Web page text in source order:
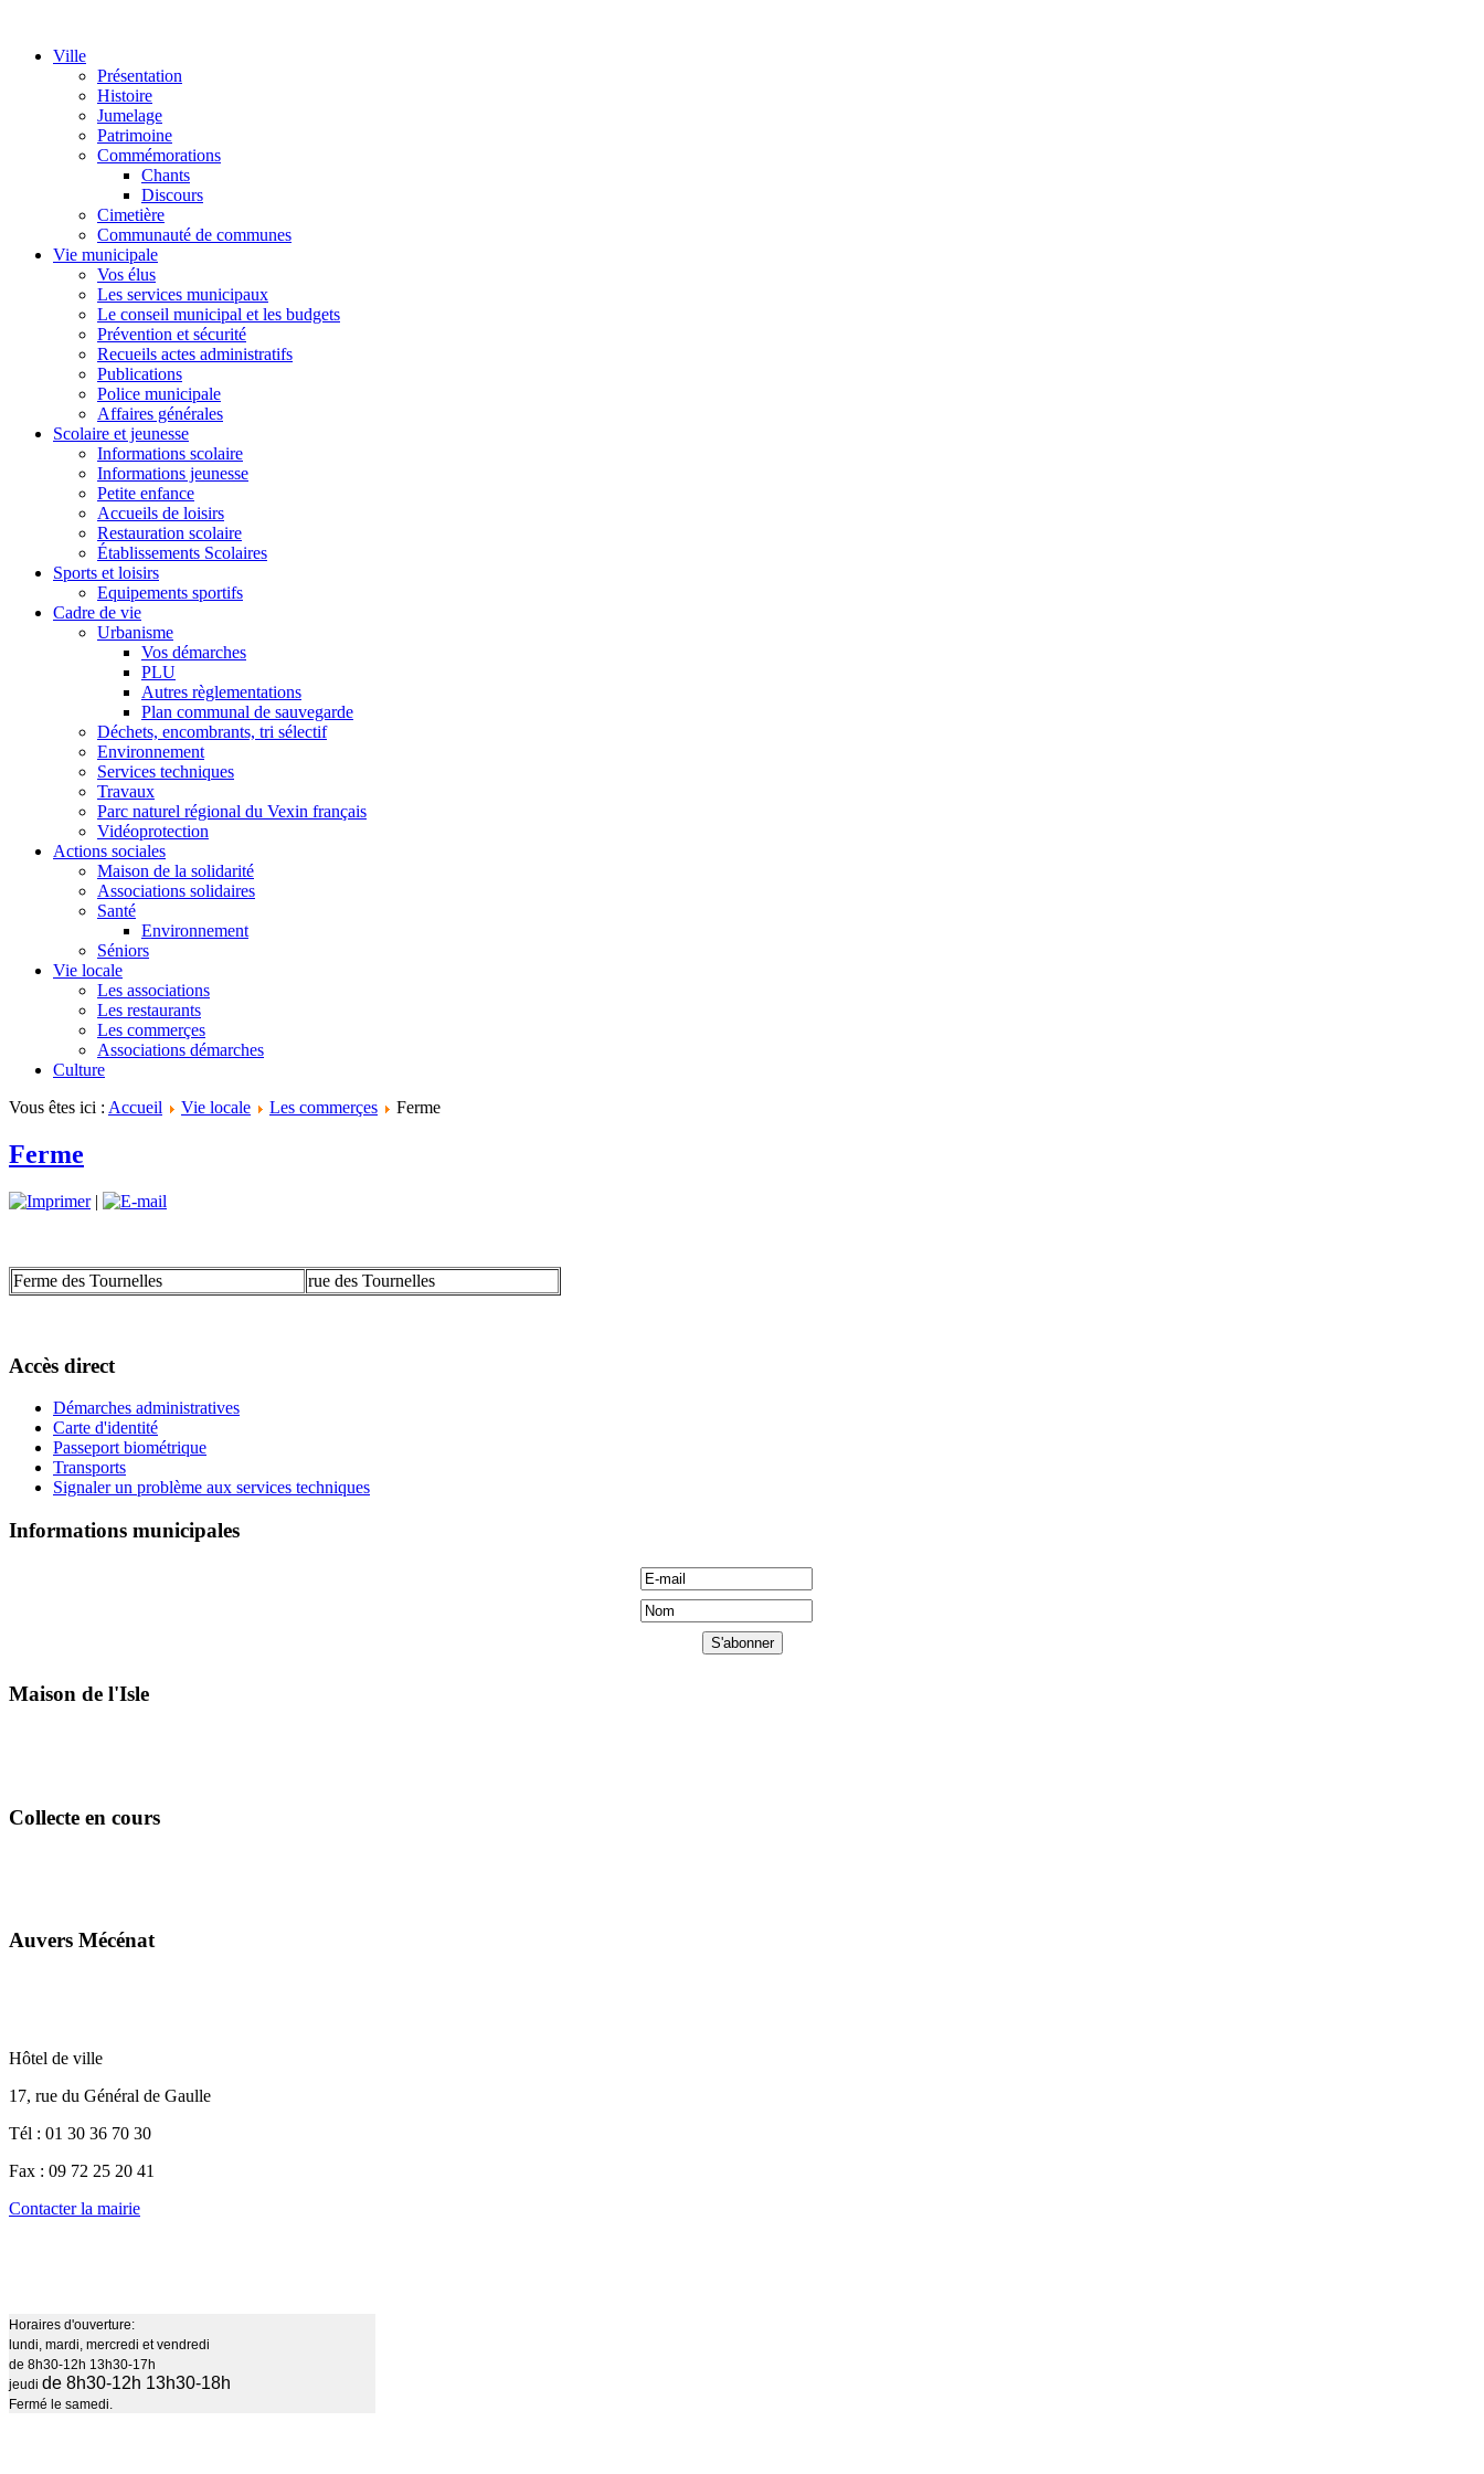
Ville
Présentation
Histoire
Jumelage
Patrimoine
Commémorations
Chants
Discours
Cimetière
Communauté de communes
Vie municipale
Vos élus
Les services municipaux
Le conseil municipal et les budgets
Prévention et sécurité
Recueils actes administratifs
Publications
Police municipale
Affaires générales
Scolaire et jeunesse
Informations scolaire
Informations jeunesse
Petite enfance
Accueils de loisirs
Restauration scolaire
Établissements Scolaires
Sports et loisirs
Equipements sportifs
Cadre de vie
Urbanisme
Vos démarches
PLU
Autres règlementations
Plan communal de sauvegarde
Déchets, encombrants, tri sélectif
Environnement
Services techniques
Travaux
Parc naturel régional du Vexin français
Vidéoprotection
Actions sociales
Maison de la solidarité
Associations solidaires
Santé
Environnement
Séniors
Vie locale
Les associations
Les restaurants
Les commerçes
Associations démarches
Culture
Vous êtes ici : Accueil Vie locale Les commerçes Ferme
Ferme
|
Ferme des Tournelles rue des Tournelles
Accès direct
Démarches administratives
Carte d'identité
Passeport biométrique
Transports
Signaler un problème aux services techniques
Informations municipales
Maison de l'Isle
Collecte en cours
Auvers Mécénat
Hôtel de ville
17, rue du Général de Gaulle
Tél : 01 30 36 70 30
Fax : 09 72 25 20 41
Contacter la mairie
Horaires d'ouverture:
lundi, mardi, mercredi et vendredi
de 8h30-12h 13h30-17h
jeudi de 8h30-12h 13h30-18h
Fermé le samedi.